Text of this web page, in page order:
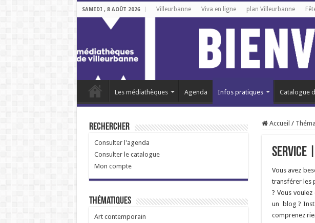
SAMEDI , 8 AOÛT 2026 Villeurbanne Viva en ligne plan Villeurbanne
Les médiathèques Agenda Infos pratiques Catalogue
Accueil /
Service |
Vous avez
transférer les
? Vous
un blog ?
comprenez
Rechercher
Consulter l'agenda
Consulter le catalogue
Mon compte
Thématiques
Art contemporain